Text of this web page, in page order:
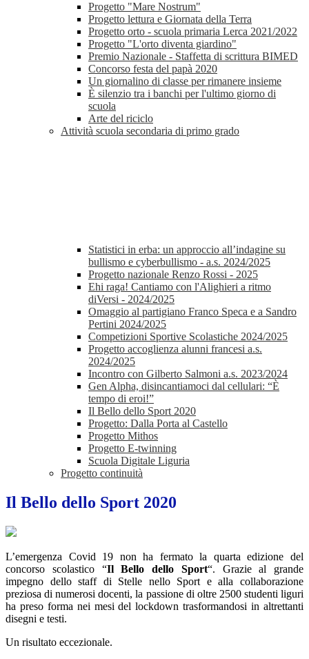
Progetto "Mare Nostrum"
Progetto lettura e Giornata della Terra
Progetto orto - scuola primaria Lerca 2021/2022
Progetto "L'orto diventa giardino"
Premio Nazionale - Staffetta di scrittura BIMED
Concorso festa del papà 2020
Un giornalino di classe per rimanere insieme
È silenzio tra i banchi per l'ultimo giorno di
scuola
Arte del riciclo
Attività scuola secondaria di primo grado
Statistici in erba: un approccio all’indagine su
bullismo e cyberbullismo - a.s. 2024/2025
Progetto nazionale Renzo Rossi - 2025
Ehi raga! Cantiamo con l'Alighieri a ritmo
diVersi - 2024/2025
Omaggio al partigiano Franco Speca e a Sandro
Pertini 2024/2025
Competizioni Sportive Scolastiche 2024/2025
Progetto accoglienza alunni francesi a.s.
2024/2025
Incontro con Gilberto Salmoni a.s. 2023/2024
Gen Alpha, disincantiamoci dal cellulari: “È
tempo di eroi!”
Il Bello dello Sport 2020
Progetto: Dalla Porta al Castello
Progetto Mithos
Progetto E-twinning
Scuola Digitale Liguria
Progetto continuità
Il Bello dello Sport 2020
L’emergenza Covid 19 non ha fermato la quarta edizione del
concorso scolastico “Il Bello dello Sport“. Grazie al grande
impegno dello staff di Stelle nello Sport e alla collaborazione
preziosa di numerosi docenti, la passione di oltre 2500 studenti liguri
ha preso forma nei mesi del lockdown trasformandosi in altrettanti
disegni e testi.
Un risultato eccezionale.